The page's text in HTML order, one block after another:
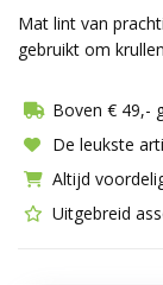
Mat lint van
gebruikt om
Boven € 49,-
De leukste
Altijd
Uitgebreid